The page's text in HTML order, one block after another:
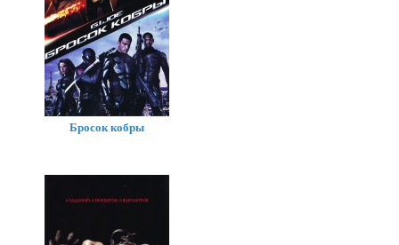
Бросок кобры